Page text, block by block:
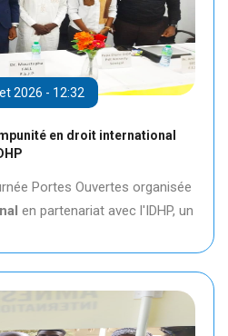
2026 - 12:32
en droit international
Portes Ouvertes organisée
en partenariat avec l'IDHP, un